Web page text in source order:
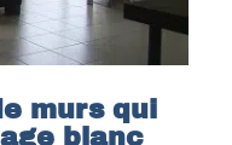
murs qui
blanc